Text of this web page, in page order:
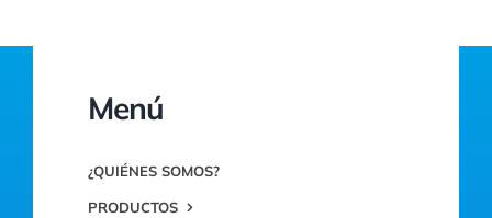
Menú
¿QUIÉNES SOMOS?
PRODUCTOS